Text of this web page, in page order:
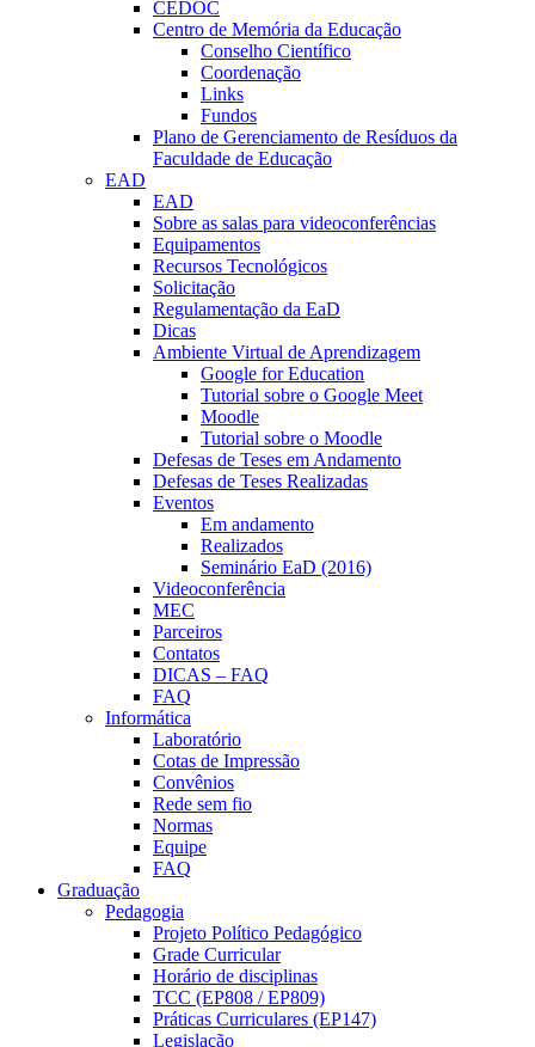
CEDOC
Centro de Memória da Educação
Conselho Científico
Coordenação
Links
Fundos
Plano de Gerenciamento de Resíduos da
Faculdade de Educação
EAD
EAD
Sobre as salas para videoconferências
Equipamentos
Recursos Tecnológicos
Solicitação
Regulamentação da EaD
Dicas
Ambiente Virtual de Aprendizagem
Google for Education
Tutorial sobre o Google Meet
Moodle
Tutorial sobre o Moodle
Defesas de Teses em Andamento
Defesas de Teses Realizadas
Eventos
Em andamento
Realizados
Seminário EaD (2016)
Videoconferência
MEC
Parceiros
Contatos
DICAS – FAQ
FAQ
Informática
Laboratório
Cotas de Impressão
Convênios
Rede sem fio
Normas
Equipe
FAQ
Graduação
Pedagogia
Projeto Político Pedagógico
Grade Curricular
Horário de disciplinas
TCC (EP808 / EP809)
Práticas Curriculares (EP147)
Legislação